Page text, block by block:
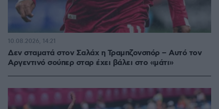
Δεν σταματά στον Σαλάχ η Τραμπζονσπόρ – Αυτό τον
Αργεντινό σούπερ σταρ έχει βάλει στο «μάτι»
10.08.2026, 14:21